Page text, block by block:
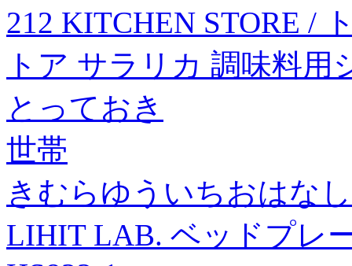
212 KITCHEN STORE /
トア サラリカ 調味料
とっておき
世帯
きむらゆういちおはな
LIHIT LAB. ベッドプレ